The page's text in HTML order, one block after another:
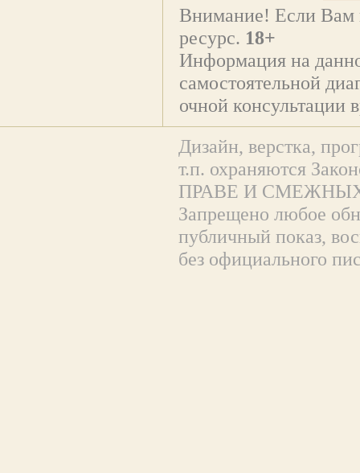
Внимание! Если Вам
ресурс. 18+
Информация на
самостоятельной
очной консультации
Дизайн, верстка,
т.п. охраняются
ПРАВЕ И
Запрещено любое
публичный показ,
без официального